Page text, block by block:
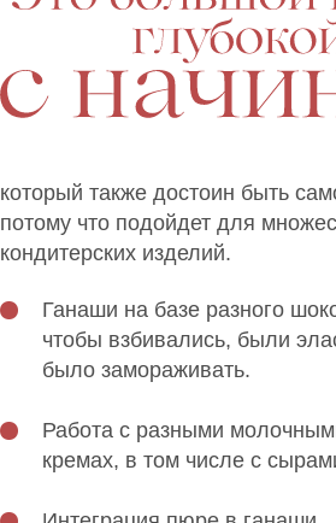
который также достоин быть
потому что подойдет для
кондитерских изделий.
Ганаши на базе разного
чтобы взбивались, были
было замораживать.
Работа с разными
кремах, в том числе с